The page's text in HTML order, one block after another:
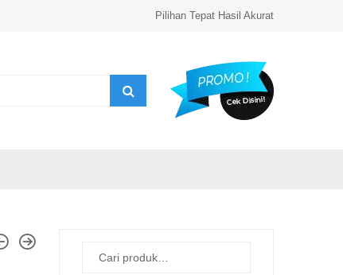
Pilihan Tepat Hasil Akurat